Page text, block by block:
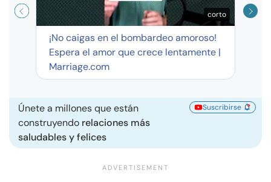
corto
¡No caigas en el bombardeo amoroso!
Espera el amor que crece lentamente |
Marriage.com
Únete a millones que están
construyendo relaciones más
saludables y felices
Suscribirse